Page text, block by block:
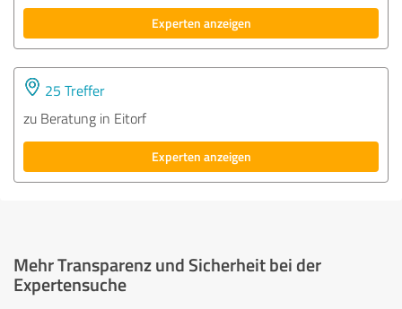
Experten anzeigen
25 Treffer
zu Beratung in Eitorf
Experten anzeigen
Mehr Transparenz und Sicherheit bei der
Expertensuche